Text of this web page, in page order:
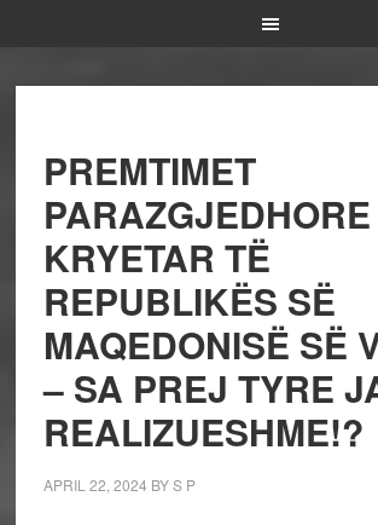
PREMTIMET
KRYETAR TË
REPUBLIKËS SË
MAQEDONISË SË
– SA PREJ TYRE
REALIZUESHME!?
APRIL 22, 2024 BYS P